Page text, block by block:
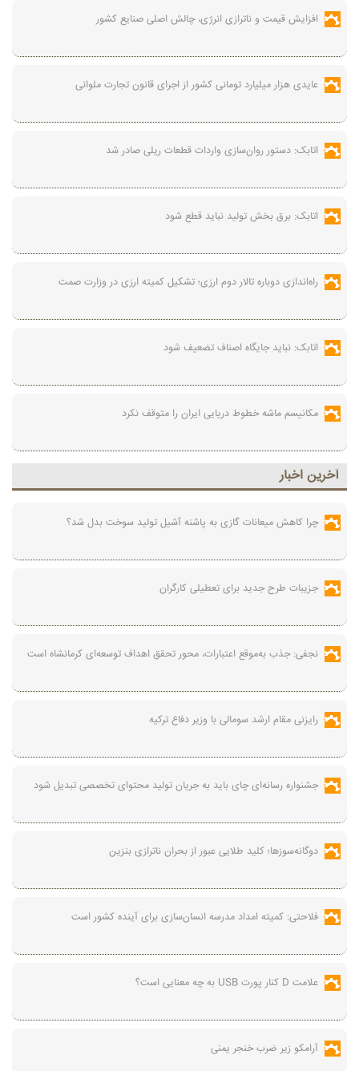
افزایش قیمت و ناترازی انرژی، چالش اصلی صنایع کشور
عایدی هزار میلیارد تومانی کشور از اجرای قانون تجارت ملوانی
اتابک: دستور روان‌سازی واردات قطعات ریلی صادر شد
اتابک: برق بخش تولید نباید قطع شود
راه‌اندازی دوباره تالار دوم ارزی؛ تشکیل کمیته ارزی در وزارت صمت
اتابک: نباید جایگاه اصناف تضعیف شود
مکانیسم ماشه خطوط دریایی ایران را متوقف نکرد
آخرين اخبار
چرا کاهش میعانات گازی به پاشنه آشیل تولید سوخت بدل شد؟
جزیبات طرح جدید برای تعطیلی کارگران
نجفی: جذب به‌موقع اعتبارات، محور تحقق اهداف توسعه‌ای کرمانشاه است
رایزنی مقام ارشد سومالی با وزیر دفاع ترکیه
جشنواره رسانه‌ای چای باید به جریان تولید محتوای تخصصی تبدیل شود
دوگانه‌سوزها؛ کلید طلایی عبور از بحران ناترازی بنزین
فلاحتی: کمیته امداد مدرسه انسان‌سازی برای آینده کشور است
علامت D کنار پورت USB به چه معنایی است؟
آرامکو زیر ضرب خنجر یمنی